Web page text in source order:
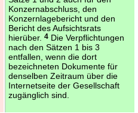
Konzernabschluss, den
Konzernlagebericht und den
Bericht des Aufsichtsrats
hierüber. 4Die Verpflichtungen
nach den Sätzen 1 bis 3
entfallen, wenn die dort
bezeichneten Dokumente für
denselben Zeitraum über die
Internetseite der Gesellschaft
zugänglich sind.